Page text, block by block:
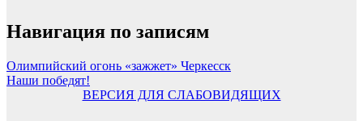
Навигация по записям
Олимпийский огонь «зажжет» Черкесск
Наши победят!
ВЕРСИЯ ДЛЯ СЛАБОВИДЯЩИХ